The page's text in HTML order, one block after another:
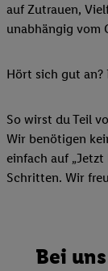
auf Zutrauen,
unabhängig vom
Hört sich gut an?
So wirst du Teil
Wir benötigen
einfach auf
Schritten. Wir
Bei